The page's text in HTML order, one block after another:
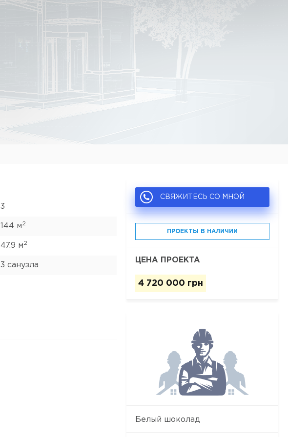
3
144 м2
47.9 м2
3 санузла
СВЯЖИТЕСЬ СО МНОЙ
ПРОЕКТЫ В НАЛИЧИИ
ЦЕНА ПРОЕКТА
4 720 000 грн
Белый шоколад